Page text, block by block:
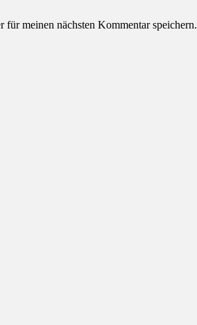
meinen nächsten Kommentar speichern.